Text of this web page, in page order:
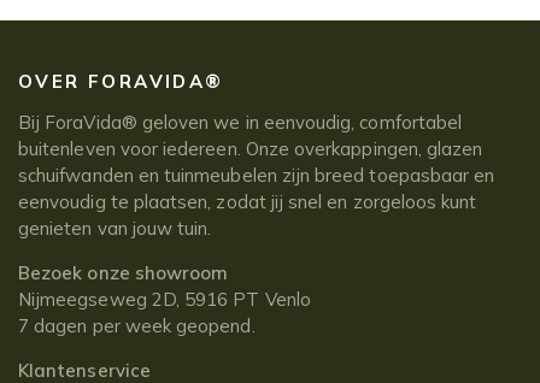
OVER FORAVIDA®
Bij ForaVida® geloven we in eenvoudig, comfortabel
buitenleven voor iedereen. Onze overkappingen, glazen
schuifwanden en tuinmeubelen zijn breed toepasbaar en
eenvoudig te plaatsen, zodat jij snel en zorgeloos kunt
genieten van jouw tuin.
Bezoek onze showroom
Nijmeegseweg 2D, 5916 PT Venlo
7 dagen per week geopend.
Klantenservice